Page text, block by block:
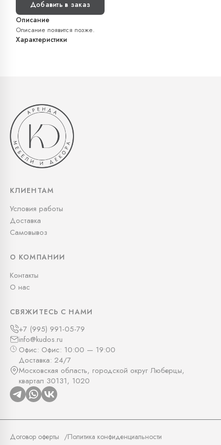
Добавить в заказ
Описание
Описание появится позже.
Характеристики
КЛИЕНТАМ
Условия работы
Доставка
Самовывоз
О КОМПАНИИ
Контакты
О нас
СВЯЖИТЕСЬ С НАМИ
+7 (995) 991-05-79
info@kudos.ru
Офис: Офис: 10:00 — 19:00
Доставка: 24/7
Московская область, городской округ Люберцы,
квартал 30131, 1020
Договор оферты Политика конфиденциальности